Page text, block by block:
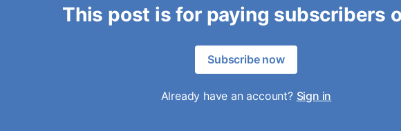
This post is for paying subscribers
Subscribe now
Already have an account? Sign in